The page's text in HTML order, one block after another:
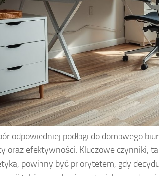
odpowiedniej podłogi do domowego
oraz efektywności. Kluczowe czynniki,
powinny być priorytetem, gdy